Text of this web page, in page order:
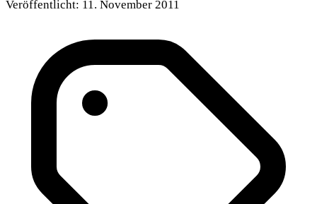
Veröffentlicht: 11. November 2011